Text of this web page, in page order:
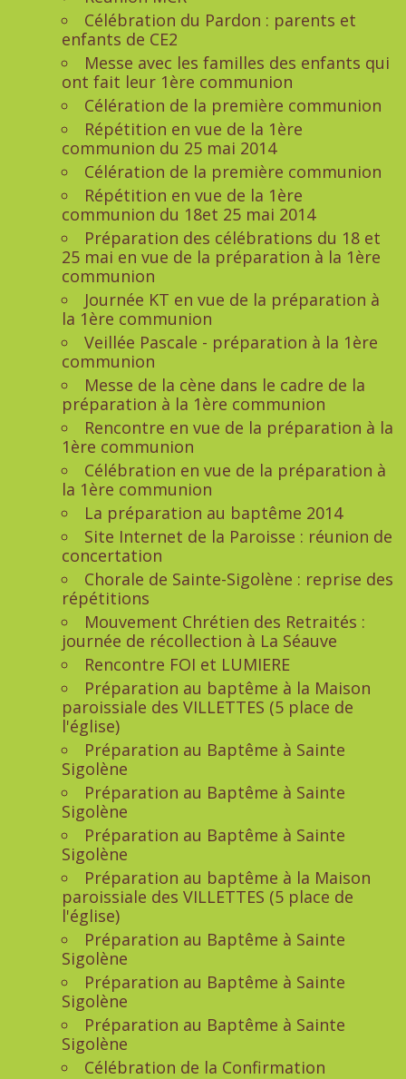
Célébration du Pardon : parents et
enfants de CE2
Messe avec les familles des enfants qui
ont fait leur 1ère communion
Célération de la première communion
Répétition en vue de la 1ère
communion du 25 mai 2014
Célération de la première communion
Répétition en vue de la 1ère
communion du 18et 25 mai 2014
Préparation des célébrations du 18 et
25 mai en vue de la préparation à la 1ère
communion
Journée KT en vue de la préparation à
la 1ère communion
Veillée Pascale - préparation à la 1ère
communion
Messe de la cène dans le cadre de la
préparation à la 1ère communion
Rencontre en vue de la préparation à la
1ère communion
Célébration en vue de la préparation à
la 1ère communion
La préparation au baptême 2014
Site Internet de la Paroisse : réunion de
concertation
Chorale de Sainte-Sigolène : reprise des
répétitions
Mouvement Chrétien des Retraités :
journée de récollection à La Séauve
Rencontre FOI et LUMIERE
Préparation au baptême à la Maison
paroissiale des VILLETTES (5 place de
l'église)
Préparation au Baptême à Sainte
Sigolène
Préparation au Baptême à Sainte
Sigolène
Préparation au Baptême à Sainte
Sigolène
Préparation au baptême à la Maison
paroissiale des VILLETTES (5 place de
l'église)
Préparation au Baptême à Sainte
Sigolène
Préparation au Baptême à Sainte
Sigolène
Préparation au Baptême à Sainte
Sigolène
Célébration de la Confirmation